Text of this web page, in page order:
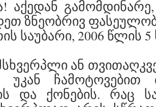
აქედან
ზნეობრივ
საუბარი, 2006 წლის 5
ან
უკან ჩამოტოვებით
და ქონების. რაც